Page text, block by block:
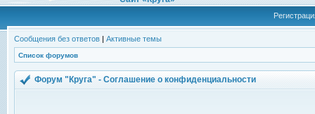
Сообщения без ответов | Активные темы
Список форумов
Форум "Круга" - Соглашение о конфиденциальности